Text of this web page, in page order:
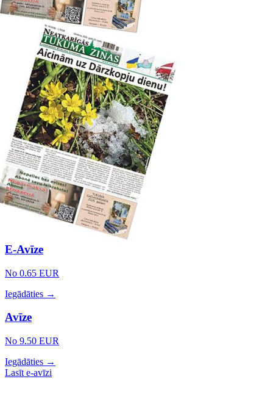
E-Avīze
No 0.65 EUR
Iegādāties →
Avīze
No 9.50 EUR
Iegādāties →
Lasīt e-avīzi